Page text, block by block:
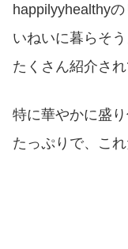
happilyyhealthy
いねいに暮らそ
たくさん紹介され
特に華やかに盛
たっぷりで、こ